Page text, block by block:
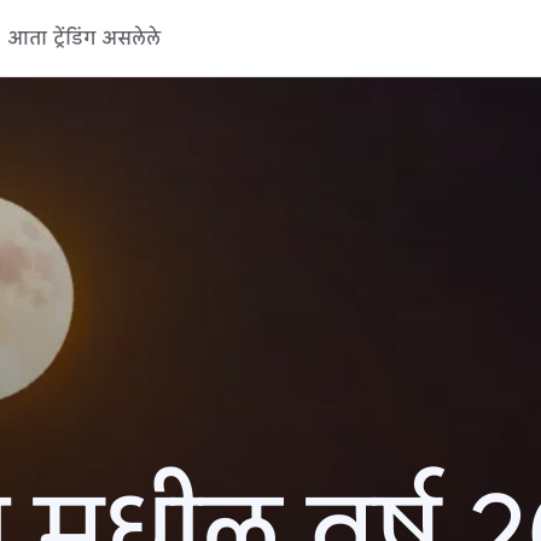
आता ट्रेंडिंग असलेले